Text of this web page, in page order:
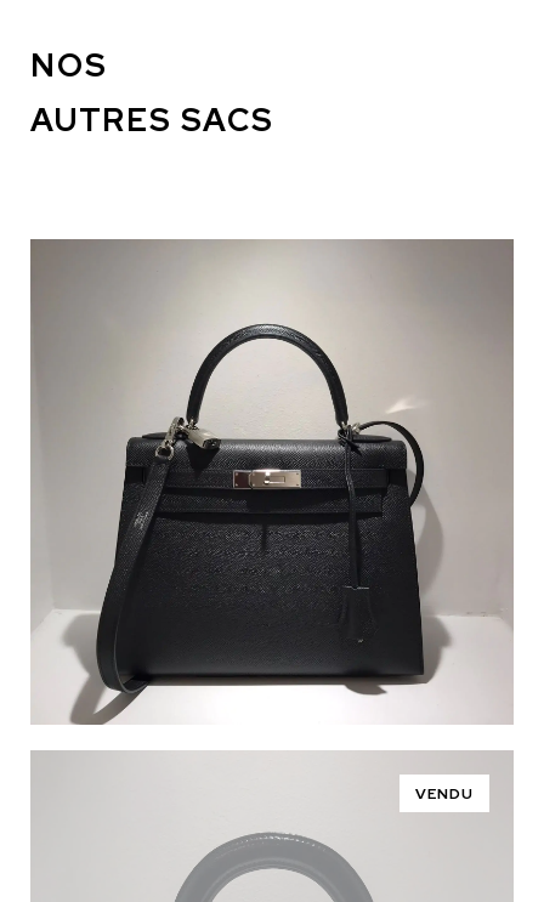
NOS
AUTRES SACS
VENDU